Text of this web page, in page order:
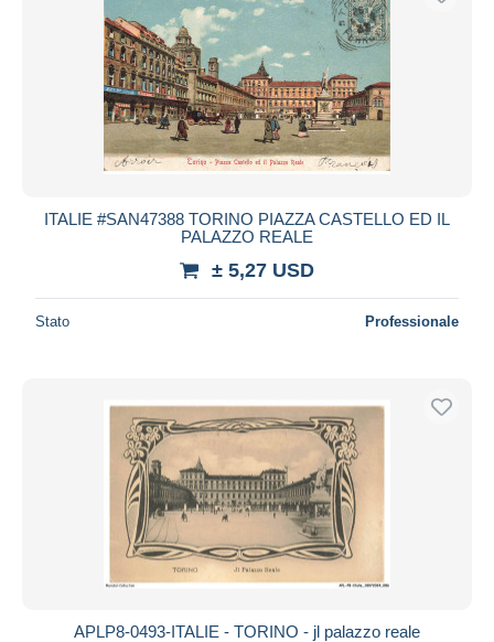
ITALIE #SAN47388 TORINO PIAZZA CASTELLO ED IL
PALAZZO REALE
± 5,27 USD
Stato Professionale
APLP8-0493-ITALIE - TORINO - jl palazzo reale